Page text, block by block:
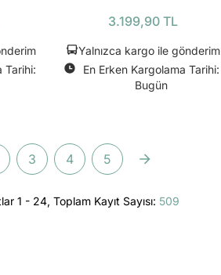
Tarihi:
3.199,90 TL
Yalnızca kargo ile gönderim
En Erken Kargolama Tarihi:
Bugün
3 4 5
1 - 24, Toplam Kayıt Sayısı: 509